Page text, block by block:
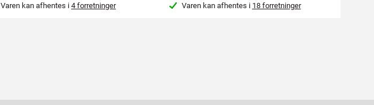
Varen kan afhentes i4 forretninger
Varen kan afhentes i 18 forretninger